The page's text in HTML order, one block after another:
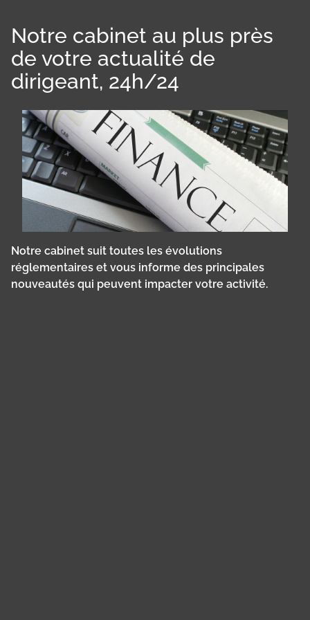
Notre cabinet au plus près
de votre actualité de
dirigeant, 24h/24
Notre cabinet suit toutes les évolutions
réglementaires et vous informe des principales
nouveautés qui peuvent impacter votre activité.